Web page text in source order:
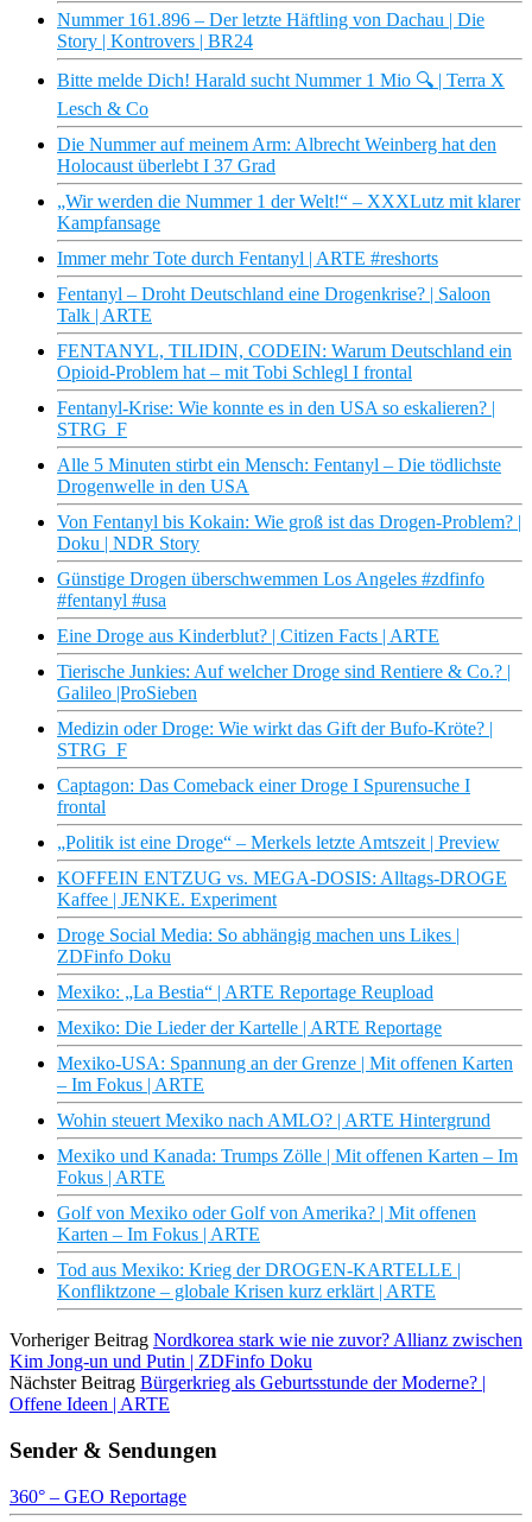
Nummer 161.896 – Der letzte Häftling von Dachau | Die
Story | Kontrovers | BR24
Bitte melde Dich! Harald sucht Nummer 1 Mio 🔍 | Terra X
Lesch & Co
Die Nummer auf meinem Arm: Albrecht Weinberg hat den
Holocaust überlebt I 37 Grad
„Wir werden die Nummer 1 der Welt!“ – XXXLutz mit klarer
Kampfansage
Immer mehr Tote durch Fentanyl | ARTE #reshorts
Fentanyl – Droht Deutschland eine Drogenkrise? | Saloon
Talk | ARTE
FENTANYL, TILIDIN, CODEIN: Warum Deutschland ein
Opioid-Problem hat – mit Tobi Schlegl I frontal
Fentanyl-Krise: Wie konnte es in den USA so eskalieren? |
STRG_F
Alle 5 Minuten stirbt ein Mensch: Fentanyl – Die tödlichste
Drogenwelle in den USA
Von Fentanyl bis Kokain: Wie groß ist das Drogen-Problem? |
Doku | NDR Story
Günstige Drogen überschwemmen Los Angeles #zdfinfo
#fentanyl #usa
Eine Droge aus Kinderblut? | Citizen Facts | ARTE
Tierische Junkies: Auf welcher Droge sind Rentiere & Co.? |
Galileo |ProSieben
Medizin oder Droge: Wie wirkt das Gift der Bufo-Kröte? |
STRG_F
Captagon: Das Comeback einer Droge I Spurensuche I
frontal
„Politik ist eine Droge“ – Merkels letzte Amtszeit | Preview
KOFFEIN ENTZUG vs. MEGA-DOSIS: Alltags-DROGE
Kaffee | JENKE. Experiment
Droge Social Media: So abhängig machen uns Likes |
ZDFinfo Doku
Mexiko: „La Bestia“ | ARTE Reportage Reupload
Mexiko: Die Lieder der Kartelle | ARTE Reportage
Mexiko-USA: Spannung an der Grenze | Mit offenen Karten
– Im Fokus | ARTE
Wohin steuert Mexiko nach AMLO? | ARTE Hintergrund
Mexiko und Kanada: Trumps Zölle | Mit offenen Karten – Im
Fokus | ARTE
Golf von Mexiko oder Golf von Amerika? | Mit offenen
Karten – Im Fokus | ARTE
Tod aus Mexiko: Krieg der DROGEN-KARTELLE |
Konfliktzone – globale Krisen kurz erklärt | ARTE
Vorheriger Beitrag Nordkorea stark wie nie zuvor? Allianz zwischen
Kim Jong-un und Putin | ZDFinfo Doku
Nächster Beitrag Bürgerkrieg als Geburtsstunde der Moderne? |
Offene Ideen | ARTE
Sender & Sendungen
360° – GEO Reportage